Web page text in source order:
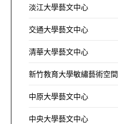
淡江大學藝文中心
交通大學藝文中心
清華大學藝文中心
新竹教育大學敏繡藝術空間
中原大學藝文中心
中央大學藝文中心